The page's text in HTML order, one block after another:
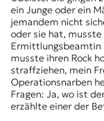
ein Junge oder ein
jemandem nicht
oder sie hat, musste
Ermittlungsbeamtin
musste ihren Rock
straffziehen, mein
Operationsnarben
Fragen: Ja, wo ist
erzählte einer der